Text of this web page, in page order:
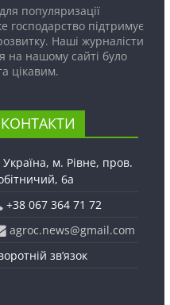
популяризації
господарство підтримує
Наші журналісти
на нашому сайті було
цікавим.
КОНТАКТИ
Україна, м. Рівне, пров.
6а
+38 067 364 71 72
agroc.news@gmail.com
зв’язок